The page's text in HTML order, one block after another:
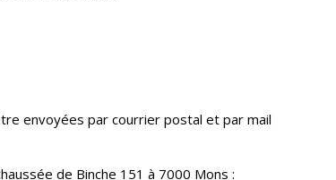
envoyées par courrier postal et par mail
de Binche 151 à 7000 Mons :